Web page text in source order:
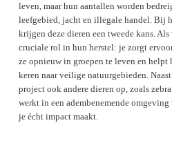
leven, maar hun aantallen worden
leefgebied, jacht en illegale handel. Bij
krijgen deze dieren een tweede kans.
cruciale rol in hun herstel: je zorgt
ze opnieuw in groepen te leven en
keren naar veilige natuurgebieden.
project ook andere dieren op, zoals
werkt in een adembenemende
je écht impact maakt.